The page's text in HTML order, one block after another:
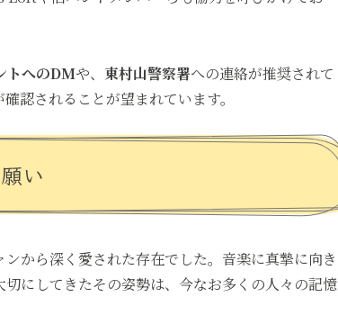
トへのDMや、 東村山警察署への連絡が推奨されて
認されることが望まれています。
い
から深く愛された存在でした。音楽に真摯に向き
にしてきたその姿勢は、今なお多くの人々の記憶